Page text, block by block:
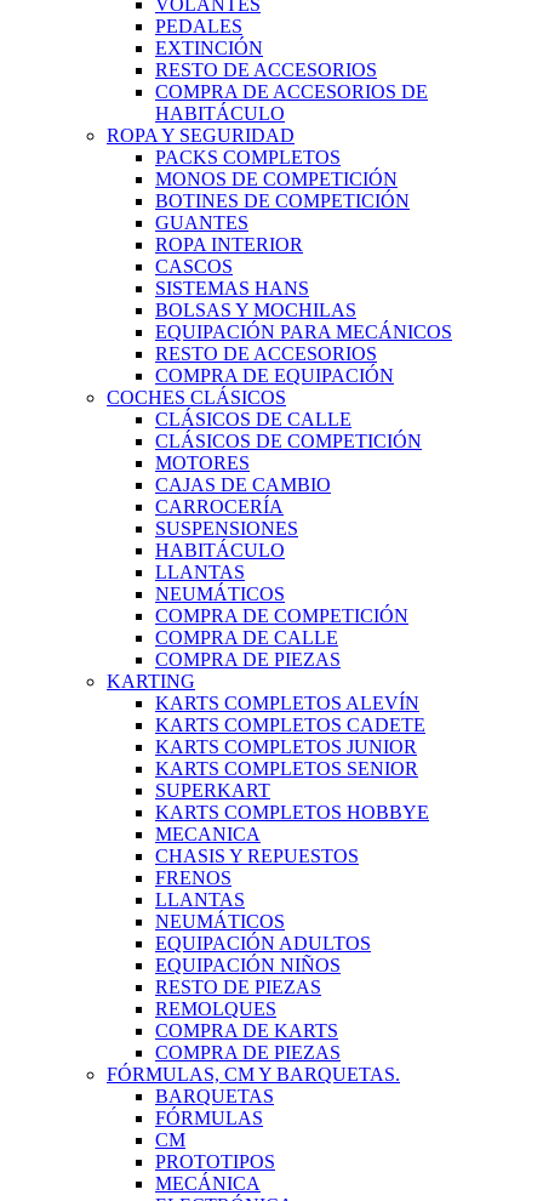
VOLANTES
PEDALES
EXTINCIÓN
RESTO DE ACCESORIOS
COMPRA DE ACCESORIOS DE
HABITÁCULO
ROPA Y SEGURIDAD
PACKS COMPLETOS
MONOS DE COMPETICIÓN
BOTINES DE COMPETICIÓN
GUANTES
ROPA INTERIOR
CASCOS
SISTEMAS HANS
BOLSAS Y MOCHILAS
EQUIPACIÓN PARA MECÁNICOS
RESTO DE ACCESORIOS
COMPRA DE EQUIPACIÓN
COCHES CLÁSICOS
CLÁSICOS DE CALLE
CLÁSICOS DE COMPETICIÓN
MOTORES
CAJAS DE CAMBIO
CARROCERÍA
SUSPENSIONES
HABITÁCULO
LLANTAS
NEUMÁTICOS
COMPRA DE COMPETICIÓN
COMPRA DE CALLE
COMPRA DE PIEZAS
KARTING
KARTS COMPLETOS ALEVÍN
KARTS COMPLETOS CADETE
KARTS COMPLETOS JUNIOR
KARTS COMPLETOS SENIOR
SUPERKART
KARTS COMPLETOS HOBBYE
MECANICA
CHASIS Y REPUESTOS
FRENOS
LLANTAS
NEUMÁTICOS
EQUIPACIÓN ADULTOS
EQUIPACIÓN NIÑOS
RESTO DE PIEZAS
REMOLQUES
COMPRA DE KARTS
COMPRA DE PIEZAS
FÓRMULAS, CM Y BARQUETAS.
BARQUETAS
FÓRMULAS
CM
PROTOTIPOS
MECÁNICA